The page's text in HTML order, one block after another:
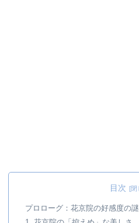
目次
プロローグ：花京院の好感度の謎